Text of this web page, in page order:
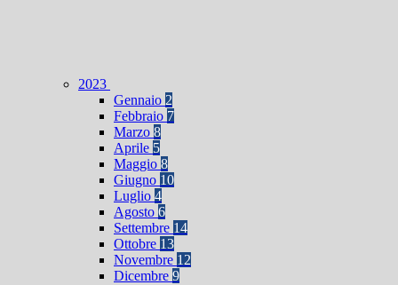
2023
Gennaio 2
Febbraio 7
Marzo 8
Aprile 5
Maggio 8
Giugno 10
Luglio 4
Agosto 6
Settembre 14
Ottobre 13
Novembre 12
Dicembre 9